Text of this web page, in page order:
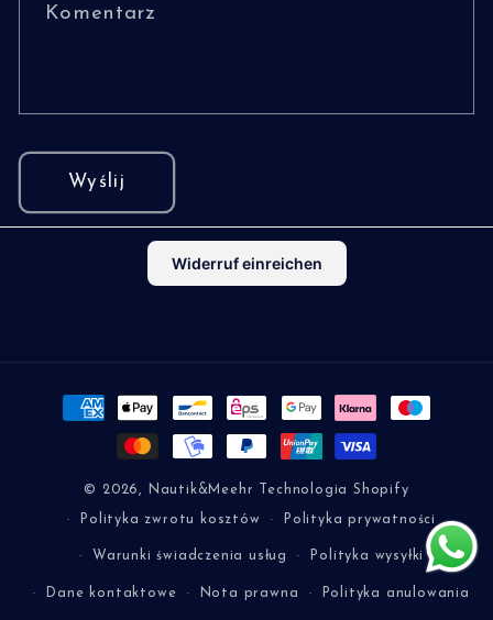
Komentarz
Wyślij
Widerruf einreichen
Metody
płatności
© 2026, Nautik&Meehr Technologia Shopify
Polityka zwrotu kosztów Polityka prywatności
Warunki świadczenia usług Polityka wysyłki
Dane kontaktowe Nota prawna Polityka anulowania